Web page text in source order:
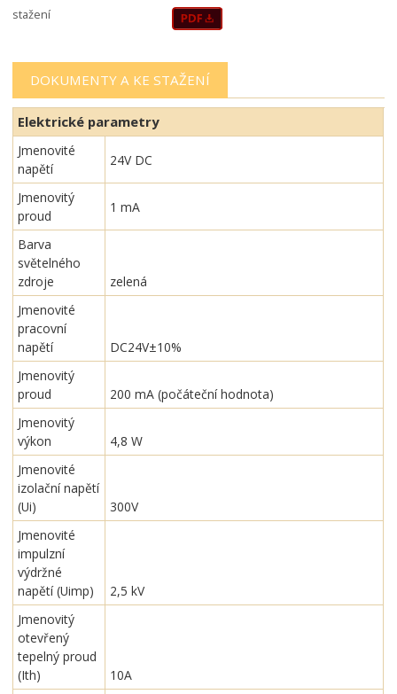
stažení
DOKUMENTY A KE STAŽENÍ
Elektrické parametry
Jmenovité
napětí
24V DC
Jmenovitý
proud
1 mA
Barva
světelného
zdroje
zelená
Jmenovité
pracovní
napětí
DC24V±10%
Jmenovitý
proud
200 mA (počáteční hodnota)
Jmenovitý
výkon
4,8 W
Jmenovité
izolační napětí
(Ui)
300V
Jmenovité
impulzní
výdržné
napětí (Uimp)
2,5 kV
Jmenovitý
otevřený
tepelný proud
(Ith)
10A